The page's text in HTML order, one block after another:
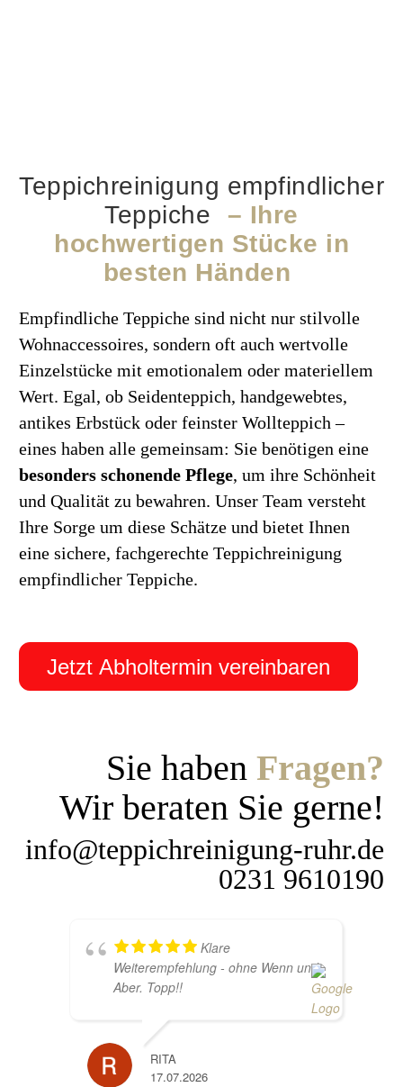
Teppichreinigung empfindlicher
Teppiche
– Ihre
hochwertigen Stücke in
besten Händen
Empfindliche Teppiche sind nicht nur stilvolle
Wohnaccessoires, sondern oft auch wertvolle
Einzelstücke mit emotionalem oder materiellem
Wert. Egal, ob Seidenteppich, handgewebtes,
antikes Erbstück oder feinster Wollteppich –
eines haben alle gemeinsam: Sie benötigen eine
besonders schonende Pflege, um ihre Schönheit
und Qualität zu bewahren. Unser Team versteht
Ihre Sorge um diese Schätze und bietet Ihnen
eine sichere, fachgerechte Teppichreinigung
empfindlicher Teppiche.
Jetzt Abholtermin vereinbaren
Sie haben Fragen?
Wir beraten Sie gerne!
info@teppichreinigung-ruhr.de
0231 9610190
Klare
Weiterempfehlung - ohne Wenn und
Aber. Topp!!
RITA
17.07.2026